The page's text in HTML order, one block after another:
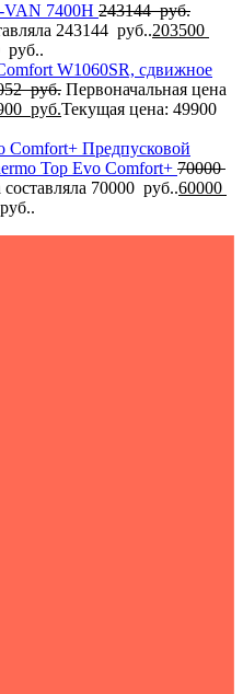
VAN 7400H 243144руб.
243144 руб..203500
руб..
W1060SR, сдвижное
руб. Первоначальная цена
руб.Текущая цена: 49900
Предпусковой
Top Evo Comfort+ 70000
70000 руб..60000